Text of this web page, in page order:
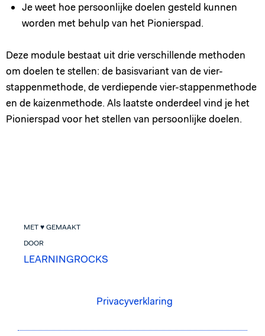
Je weet hoe persoonlijke doelen gesteld kunnen
worden met behulp van het Pionierspad.
Deze module bestaat uit drie verschillende methoden
om doelen te stellen: de basisvariant van de vier-
stappenmethode, de verdiepende vier-stappenmethode
en de kaizenmethode. Als laatste onderdeel vind je het
Pionierspad voor het stellen van persoonlijke doelen.
MET ♥ GEMAAKT
DOOR
LEARNINGROCKS
Privacyverklaring